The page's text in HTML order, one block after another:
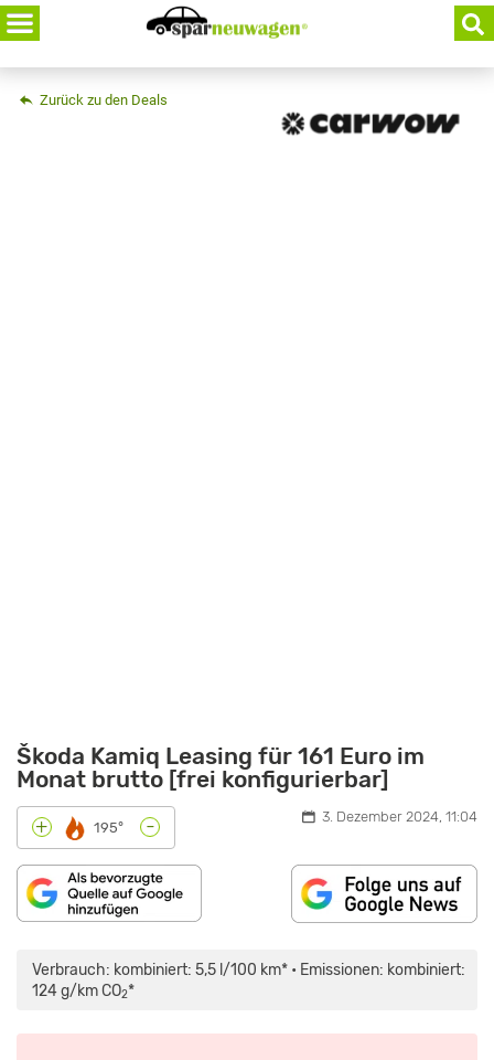
Skip
to
content
Zurück zu den Deals
Škoda Kamiq Leasing für 161 Euro im
Monat brutto [frei konfigurierbar]
+ 195° - 3. Dezember 2024, 11:04
Verbrauch: kombiniert: 5,5 l/100 km* • Emissionen: kombiniert:
124 g/km CO2*
KAMIQ:
DAS
IST
NEU!